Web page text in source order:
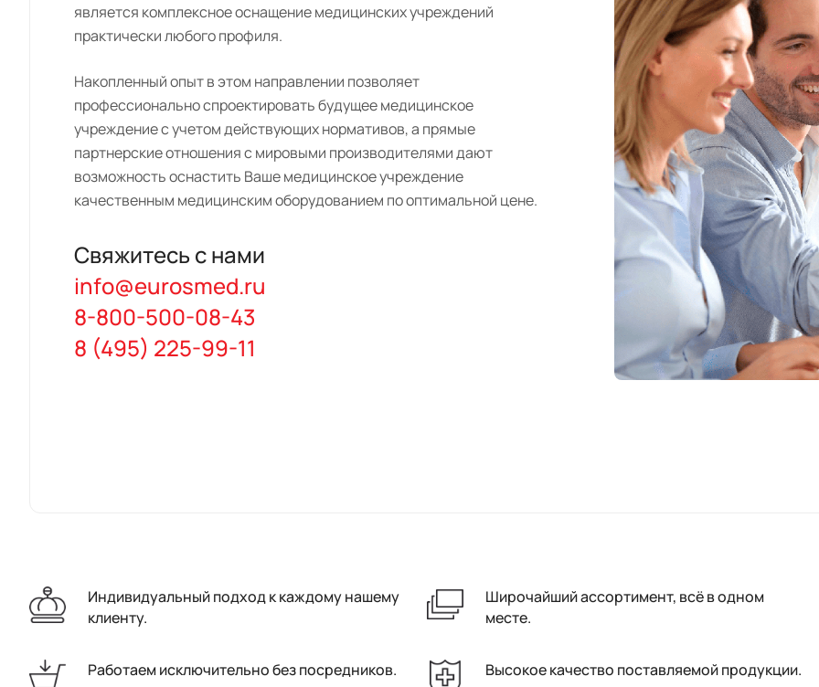
является комплексное оснащение медицинских учреждений
практически любого профиля.
Накопленный опыт в этом направлении позволяет
профессионально спроектировать будущее медицинское
учреждение с учетом действующих нормативов, а прямые
партнерские отношения с мировыми производителями дают
возможность оснастить Ваше медицинское учреждение
качественным медицинским оборудованием по оптимальной цене.
Свяжитесь с нами
info@eurosmed.ru
8-800-500-08-43
8 (495) 225-99-11
Индивидуальный подход к каждому нашему
клиенту.
Широчайший ассортимент, всё в одном
месте.
Работаем исключительно без посредников. Высокое качество поставляемой продукции.